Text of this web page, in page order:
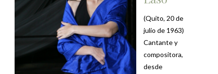
(Quito, 20 de
julio de 1963)
Cantante y
compositora,
desde